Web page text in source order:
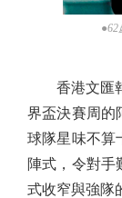
香港文匯報
界盃決賽周的
球隊星味不算
陣式，令對手
式收窄與強隊